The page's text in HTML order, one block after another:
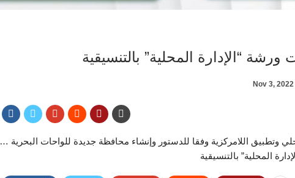
“الإدارة المحلية” بالتنسيقية
Nov 3, 2022
اللامركزية وفقا للدستور وإنشاء محافظة جديدة للواحات البحرية …
المحلية” بالتنسيقية